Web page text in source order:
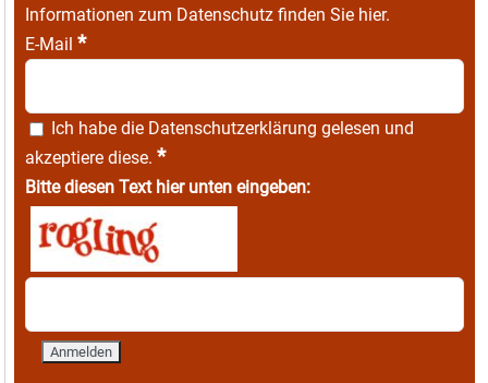
Informationen zum Datenschutz finden Sie hier.
E-Mail *
Ich habe die Datenschutzerklärung gelesen und
akzeptiere diese. *
Bitte diesen Text hier unten eingeben: